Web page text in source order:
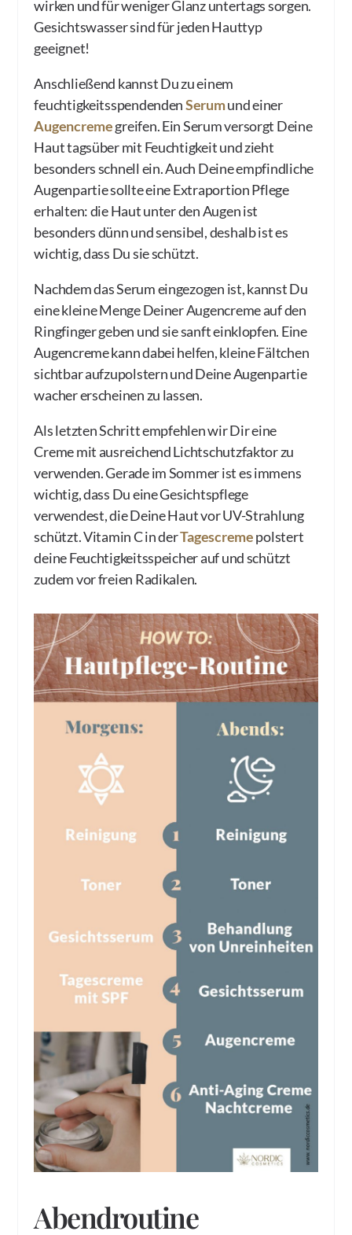
wirken und für weniger Glanz untertags sorgen.
Gesichtswasser sind für jeden Hauttyp
geeignet!
Anschließend kannst Du zu einem
feuchtigkeitsspendendenSerumund einer
Augencremegreifen. Ein Serum versorgt Deine
Haut tagsüber mit Feuchtigkeit und zieht
besonders schnell ein. Auch Deine empfindliche
Augenpartie sollte eine Extraportion Pflege
erhalten: die Haut unter den Augen ist
besonders dünn und sensibel, deshalb ist es
wichtig, dass Du sie schützt.
Nachdem das Serum eingezogen ist, kannst Du
eine kleine Menge Deiner Augencreme auf den
Ringfinger geben und sie sanft einklopfen. Eine
Augencreme kann dabei helfen, kleine Fältchen
sichtbar aufzupolstern und Deine Augenpartie
wacher erscheinen zu lassen.
Als letzten Schritt empfehlen wir Dir eine
Creme mit ausreichend Lichtschutzfaktor zu
verwenden. Gerade im Sommer ist es immens
wichtig, dass Du eine Gesichtspflege
verwendest, die Deine Haut vor UV-Strahlung
schützt. Vitamin C in derTagescremepolstert
deine Feuchtigkeitsspeicher auf und schützt
zudem vor freien Radikalen.
Abendroutine